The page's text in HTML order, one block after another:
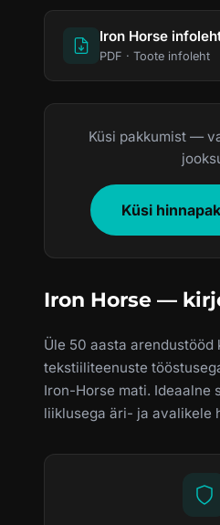
Iron Horse
PDF · Toote infoleht
Küsi pakkumist —
Küsi
Iron Horse —
Üle 50 aasta
tekstiiliteenuste
Iron-Horse mati. Ideaalne
liiklusega äri- ja avalikele